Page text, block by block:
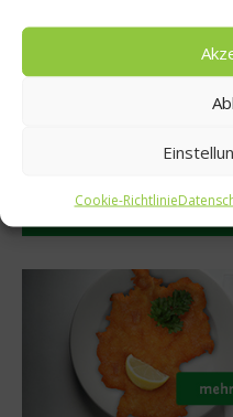
Cookie-Richtlinie
Was isst Deutschland